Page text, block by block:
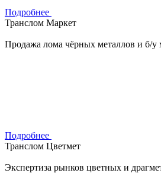
Подробнее
Транслом Маркет
Продажа лома чёрных металлов и б/у
Подробнее
Транслом Цветмет
Экспертиза рынков цветных и